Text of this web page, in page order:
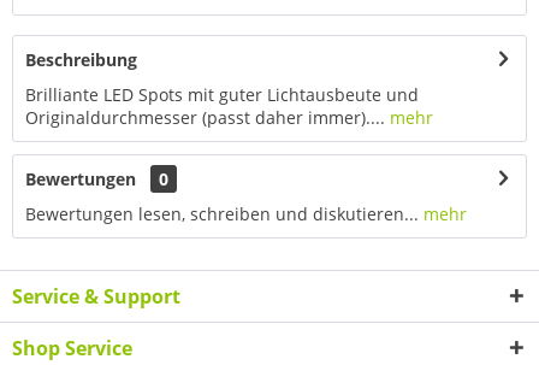
Beschreibung
Brilliante LED Spots mit guter Lichtausbeute und
Originaldurchmesser (passt daher immer).... mehr
Bewertungen
0
Bewertungen lesen, schreiben und diskutieren... mehr
Service & Support
Shop Service